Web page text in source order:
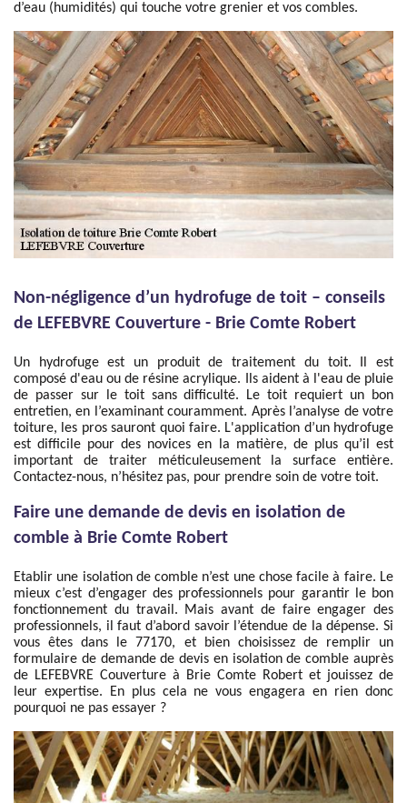
d’eau (humidités) qui touche votre grenier et vos combles.
Non-négligence d’un hydrofuge de toit – conseils
de LEFEBVRE Couverture - Brie Comte Robert
Un hydrofuge est un produit de traitement du toit. Il est
composé d'eau ou de résine acrylique. Ils aident à l'eau de pluie
de passer sur le toit sans difficulté. Le toit requiert un bon
entretien, en l’examinant couramment. Après l’analyse de votre
toiture, les pros sauront quoi faire. L'application d’un hydrofuge
est difficile pour des novices en la matière, de plus qu’il est
important de traiter méticuleusement la surface entière.
Contactez-nous, n’hésitez pas, pour prendre soin de votre toit.
Faire une demande de devis en isolation de
comble à Brie Comte Robert
Etablir une isolation de comble n’est une chose facile à faire. Le
mieux c’est d’engager des professionnels pour garantir le bon
fonctionnement du travail. Mais avant de faire engager des
professionnels, il faut d’abord savoir l’étendue de la dépense. Si
vous êtes dans le 77170, et bien choisissez de remplir un
formulaire de demande de devis en isolation de comble auprès
de LEFEBVRE Couverture à Brie Comte Robert et jouissez de
leur expertise. En plus cela ne vous engagera en rien donc
pourquoi ne pas essayer ?